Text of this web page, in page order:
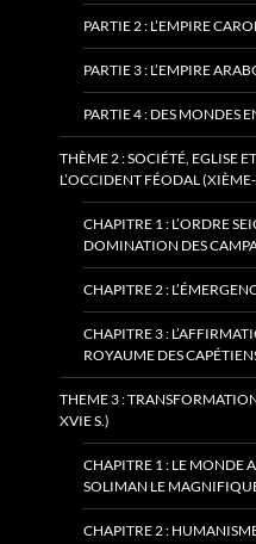
PARTIE 2 : L’EMPIRE
PARTIE 3 : L’EMPIRE
PARTIE 4 : DES MONDES
THÈME 2 : SOCIÉTÉ, EGLISE
L’OCCIDENT FÉODAL
CHAPITRE 1 : L’ORDRE
DOMINATION DES
CHAPITRE 2 :
CHAPITRE 3 :
ROYAUME DES
THEME 3 :
XVIE S.)
CHAPITRE 1 : LE MONDE
SOLIMAN LE
CHAPITRE 2 :